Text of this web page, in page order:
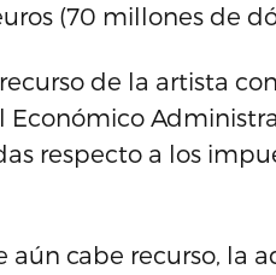
(70 millones de
de la artista
Económico
respecto a los
aún cabe recurso, la